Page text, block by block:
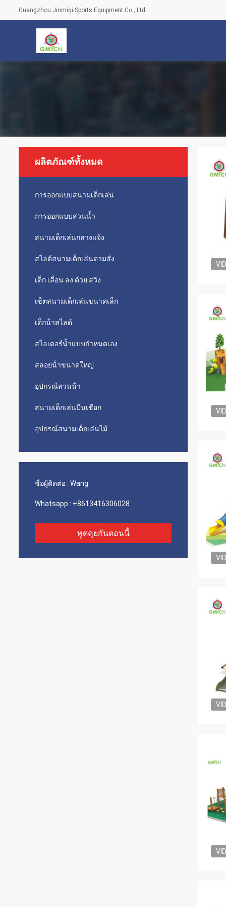
Guangzhou Jinmiqi Sports Equipment Co., Ltd.
ผลิตภัณฑ์ทั้งหมด
การออกแบบสนามเด็กเล่น
การออกแบบสวนน้ำ
สนามเด็กเล่นกลางแจ้ง
สไลด์สนามเด็กเล่นตามสั่ง
เด็ก เลื่อน ลง ด้วย สวิง
เซ็ตสนามเด็กเล่นขนาดเล็ก
เด็กน้ําสไลด์
สไลเดอร์น้ำแบบกำหนดเอง
สลอยน้ําขนาดใหญ่
อุปกรณ์สวนน้ํา
สนามเด็กเล่นปีนเชือก
อุปกรณ์สนามเด็กเล่นไม้
ชื่อผู้ติดต่อ : Wang
Whatsapp : +8613416306028
พูดคุยกันตอนนี้